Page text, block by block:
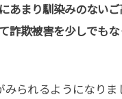
あまり馴染みのない
欺被害を少しでもな
られるようになりま